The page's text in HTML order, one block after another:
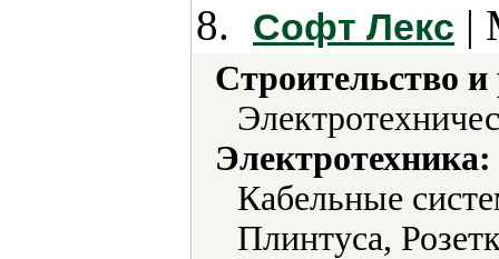
8. Софт Лекс |
Строительство
Электротехника:
Кабельные
Плинтуса,